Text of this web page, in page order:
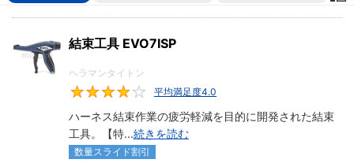
結束工具 EVO7ISP
ヘラマンタイトン
平均満足度4.0
ハーネス結束作業の疲労軽減を目的に開発された結束
工具。【特...続きを読む
数量スライド割引